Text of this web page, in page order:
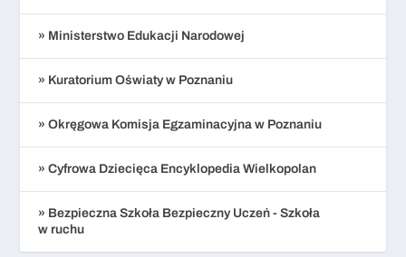
» Ministerstwo Edukacji Narodowej
» Kuratorium Oświaty w Poznaniu
» Okręgowa Komisja Egzaminacyjna w Poznaniu
» Cyfrowa Dziecięca Encyklopedia Wielkopolan
» Bezpieczna Szkoła Bezpieczny Uczeń - Szkoła
w ruchu